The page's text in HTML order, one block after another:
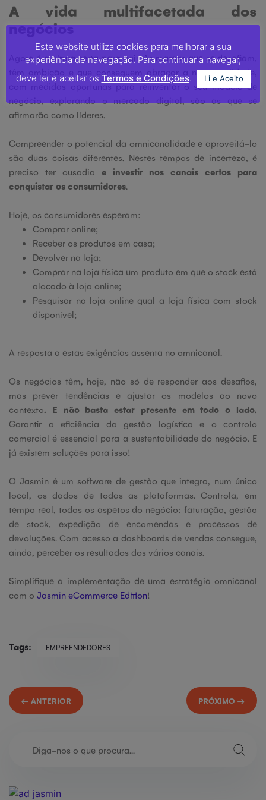
A vida multifacetada dos
negócios
Agora é a altura certa para agir. As marcas que se desafiam,
têm ambição e que conseguem abraçar a nova realidade,
com medidas oportunas para reinventar o seu modelo de
negócio, explorando o mercado digital, são as que se
afirmarão como líderes.
Compreender o potencial da omnicanalidade e aproveitá-lo
são duas coisas diferentes. Nestes tempos de incerteza, é
preciso ter ousadia e investir nos canais certos para
conquistar os consumidores.
Hoje, os consumidores esperam:
Comprar online;
Receber os produtos em casa;
Devolver na loja;
Comprar na loja física um produto em que o stock está
alocado à loja online;
Pesquisar na loja online qual a loja física com stock
disponível;
A resposta a estas exigências assenta no omnicanal.
Os negócios têm, hoje, não só de responder aos desafios,
mas prever tendências e ajustar os modelos ao novo
contexto.
E não basta estar presente em todo o lado.
Garantir a eficiência da gestão logística e o controlo
comercial é essencial para a sustentabilidade do negócio. E
já existem soluções para isso!
O Jasmin é um software de gestão que integra, num único
local, os dados de todas as plataformas. Controla, em
tempo real, todos os aspetos do negócio: faturação, gestão
de stock, expedição de encomendas e processos de
devoluções. Com acesso a dashboards de vendas consegue,
ainda, perceber os resultados dos vários canais.
Simplifique a implementação de uma estratégia omnicanal
com o Jasmin eCommerce Edition!
Tags: EMPREENDEDORES
← ANTERIOR PRÓXIMO →
Este website utiliza cookies para melhorar a sua
experiência de navegação. Para continuar a navegar,
deve ler e aceitar os Termos e Condições. Li e Aceito